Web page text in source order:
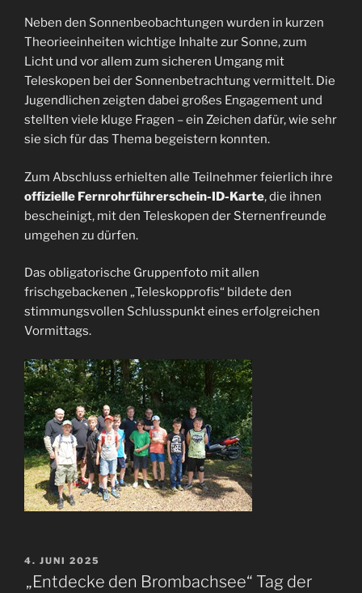
Neben den Sonnenbeobachtungen wurden in kurzen
Theorieeinheiten wichtige Inhalte zur Sonne, zum
Licht und vor allem zum sicheren Umgang mit
Teleskopen bei der Sonnenbetrachtung vermittelt. Die
Jugendlichen zeigten dabei großes Engagement und
stellten viele kluge Fragen – ein Zeichen dafür, wie sehr
sie sich für das Thema begeistern konnten.
Zum Abschluss erhielten alle Teilnehmer feierlich ihre
offizielle Fernrohrführerschein-ID-Karte, die ihnen
bescheinigt, mit den Teleskopen der Sternenfreunde
umgehen zu dürfen.
Das obligatorische Gruppenfoto mit allen
frischgebackenen „Teleskopprofis“ bildete den
stimmungsvollen Schlusspunkt eines erfolgreichen
Vormittags.
VERÖFFENTLICHT
AM
4. JUNI 2025
„Entdecke den Brombachsee“ Tag der